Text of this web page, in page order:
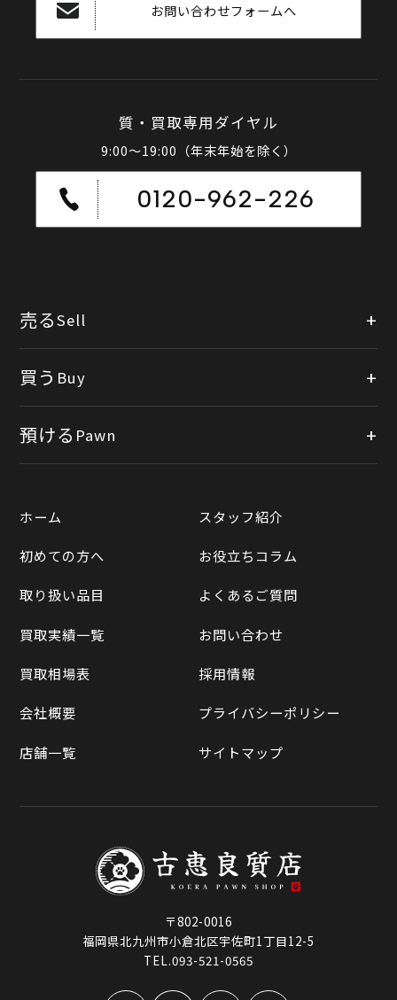
お問い合わせフォームへ
質・買取専用ダイヤル
9:00～19:00（年末年始を除く）
0120-962-226
売るSell
店頭買取
宅配買取
LINE査定
買取実績一覧
買取相場表
買う Buy
公式オンラインショップ
Yahooショッピング
Yahoo!オークション
メルカリ
ラクマ
預ける Pawn
ホーム
初めての方へ
取り扱い品目
買取実績一覧
買取相場表
会社概要
店舗一覧
スタッフ紹介
お役立ちコラム
よくあるご質問
お問い合わせ
採用情報
プライバシーポリシー
サイトマップ
〒802-0016
福岡県北九州市小倉北区宇佐町1丁目12-5
TEL.093-521-0565